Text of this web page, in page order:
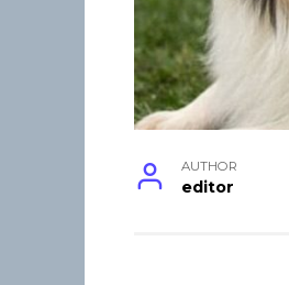
AUTHOR
editor